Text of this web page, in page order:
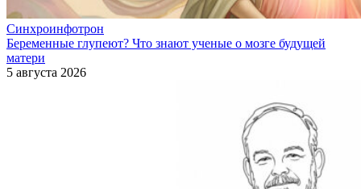
Синхроинфотрон
Беременные глупеют? Что знают ученые о мозге будущей
матери
5 августа 2026